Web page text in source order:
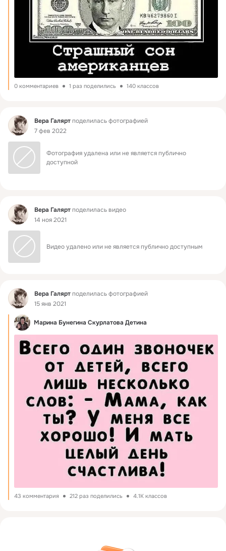
0 комментариев 1 раз поделились 140 классов
Фид Вера Галяртподелилась фотографией
7 фев 2022
Фотография удалена или не является публично
доступной
Фид Вера Галяртподелилась видео
14 ноя 2021
Видео удалено или не является публично доступным
Фид Вера Галяртподелилась фотографией
15 янв 2021
Марина Бунегина Скурлатова Детина
43 комментария 212 раз поделились 4.1K классов